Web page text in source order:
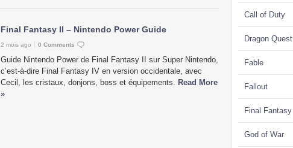
Final Fantasy II – Nintendo Power Guide
2 mois ago 0 Comments
Guide Nintendo Power de Final Fantasy II sur Super Nintendo,
c’est-à-dire Final Fantasy IV en version occidentale, avec
Cecil, les cristaux, donjons, boss et équipements. Read More
»
Call of Duty
Dragon Quest
Fable
Fallout
Final Fantasy
God of War